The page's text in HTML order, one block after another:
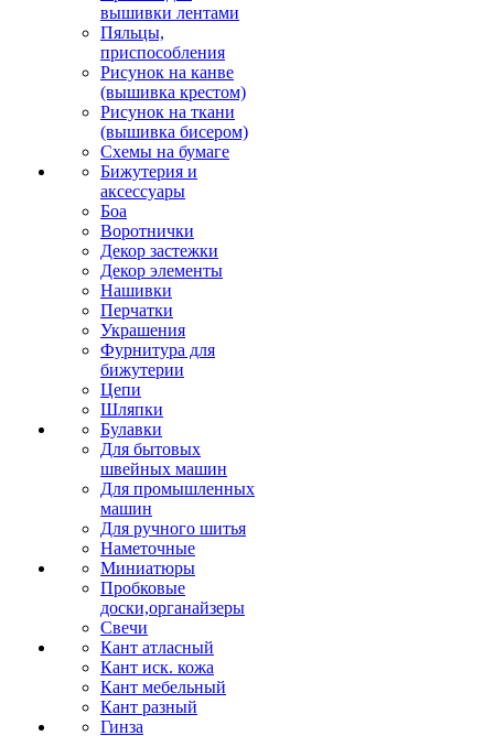
вышивки лентами
Пяльцы,
приспособления
Рисунок на канве
(вышивка крестом)
Рисунок на ткани
(вышивка бисером)
Схемы на бумаге
Бижутерия и
аксессуары
Боа
Воротнички
Декор застежки
Декор элементы
Нашивки
Перчатки
Украшения
Фурнитура для
бижутерии
Цепи
Шляпки
Булавки
Для бытовых
швейных машин
Для промышленных
машин
Для ручного шитья
Наметочные
Миниатюры
Пробковые
доски,органайзеры
Свечи
Кант атласный
Кант иск. кожа
Кант мебельный
Кант разный
Гинза